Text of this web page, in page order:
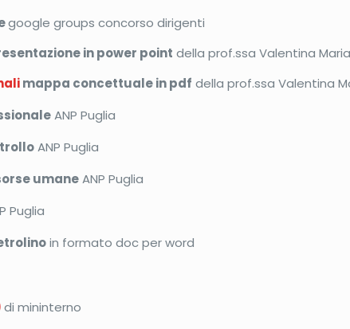
google groups concorso dirigenti
in power point della prof.ssa Valentina
mappa concettuale in pdf della prof.ssa Valentina
ANP Puglia
ANP Puglia
umaneANP Puglia
Puglia
in formato doc per word
di mininterno